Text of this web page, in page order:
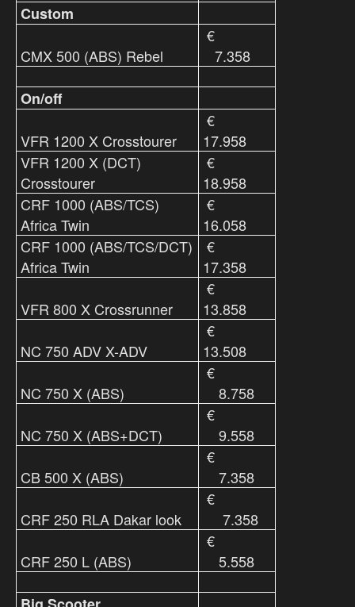
Custom
CMX 500 (ABS) Rebel
€
7.358
On/off
VFR 1200 X Crosstourer
€
17.958
VFR 1200 X (DCT)
Crosstourer
€
18.958
CRF 1000 (ABS/TCS)
Africa Twin
€
16.058
CRF 1000 (ABS/TCS/DCT)
Africa Twin
€
17.358
VFR 800 X Crossrunner
€
13.858
NC 750 ADV X-ADV
€
13.508
NC 750 X (ABS)
€
8.758
NC 750 X (ABS+DCT)
€
9.558
CB 500 X (ABS)
€
7.358
CRF 250 RLA Dakar look
€
7.358
CRF 250 L (ABS)
€
5.558